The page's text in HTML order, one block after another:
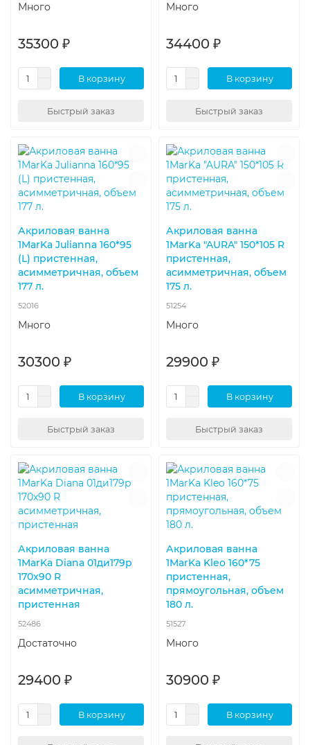
Много
35300 ₽
В корзину
Быстрый заказ
Много
34400 ₽
В корзину
Быстрый заказ
Акриловая ванна
1MarKa Julianna 160*95
(L) пристенная,
асимметричная, объем
177 л.
52016
Много
30300 ₽
В корзину
Быстрый заказ
Акриловая ванна
1MarKa "AURA" 150*105 R
пристенная,
асимметричная, объем
175 л.
51254
Много
29900 ₽
В корзину
Быстрый заказ
Акриловая ванна
1MarKa Diana 01ди179р
170х90 R
асимметричная,
пристенная
52486
Достаточно
29400 ₽
В корзину
Акриловая ванна
1MarKa Kleo 160*75
пристенная,
прямоугольная, объем
180 л.
51527
Много
30900 ₽
В корзину